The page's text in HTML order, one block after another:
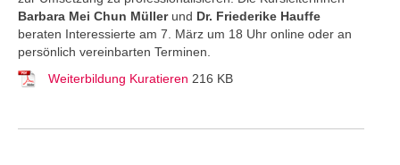
Barbara Mei Chun Müllerund Dr. Friederike Hauffe
beraten Interessierte am 7. März um 18 Uhr online oder an
persönlich vereinbarten Terminen.
Weiterbildung Kuratieren 216 KB